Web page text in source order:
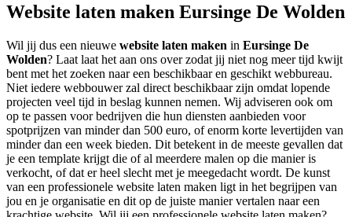
Website laten maken Eursinge De Wolden
Wil jij dus een nieuwe website laten maken in Eursinge De
Wolden? Laat laat het aan ons over zodat jij niet nog meer tijd kwijt
bent met het zoeken naar een beschikbaar en geschikt webbureau.
Niet iedere webbouwer zal direct beschikbaar zijn omdat lopende
projecten veel tijd in beslag kunnen nemen. Wij adviseren ook om
op te passen voor bedrijven die hun diensten aanbieden voor
spotprijzen van minder dan 500 euro, of enorm korte levertijden van
minder dan een week bieden. Dit betekent in de meeste gevallen dat
je een template krijgt die of al meerdere malen op die manier is
verkocht, of dat er heel slecht met je meegedacht wordt. De kunst
van een professionele website laten maken ligt in het begrijpen van
jou en je organisatie en dit op de juiste manier vertalen naar een